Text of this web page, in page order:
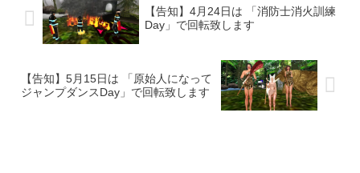
【告知】4月24日は 「消防士消火訓練
Day」で回転致します
【告知】5月15日は 「原始人になって
ジャンプダンスDay」で回転致します